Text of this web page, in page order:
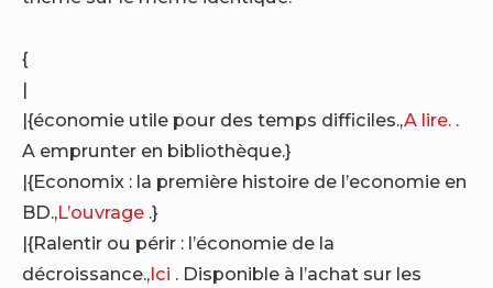
{
|
|{économie utile pour des temps difficiles.,A lire. .
A emprunter en bibliothèque.}
|{Economix : la première histoire de l’economie en
BD.,L’ouvrage .}
|{Ralentir ou périr : l’économie de la
décroissance.,Ici . Disponible à l’achat sur les